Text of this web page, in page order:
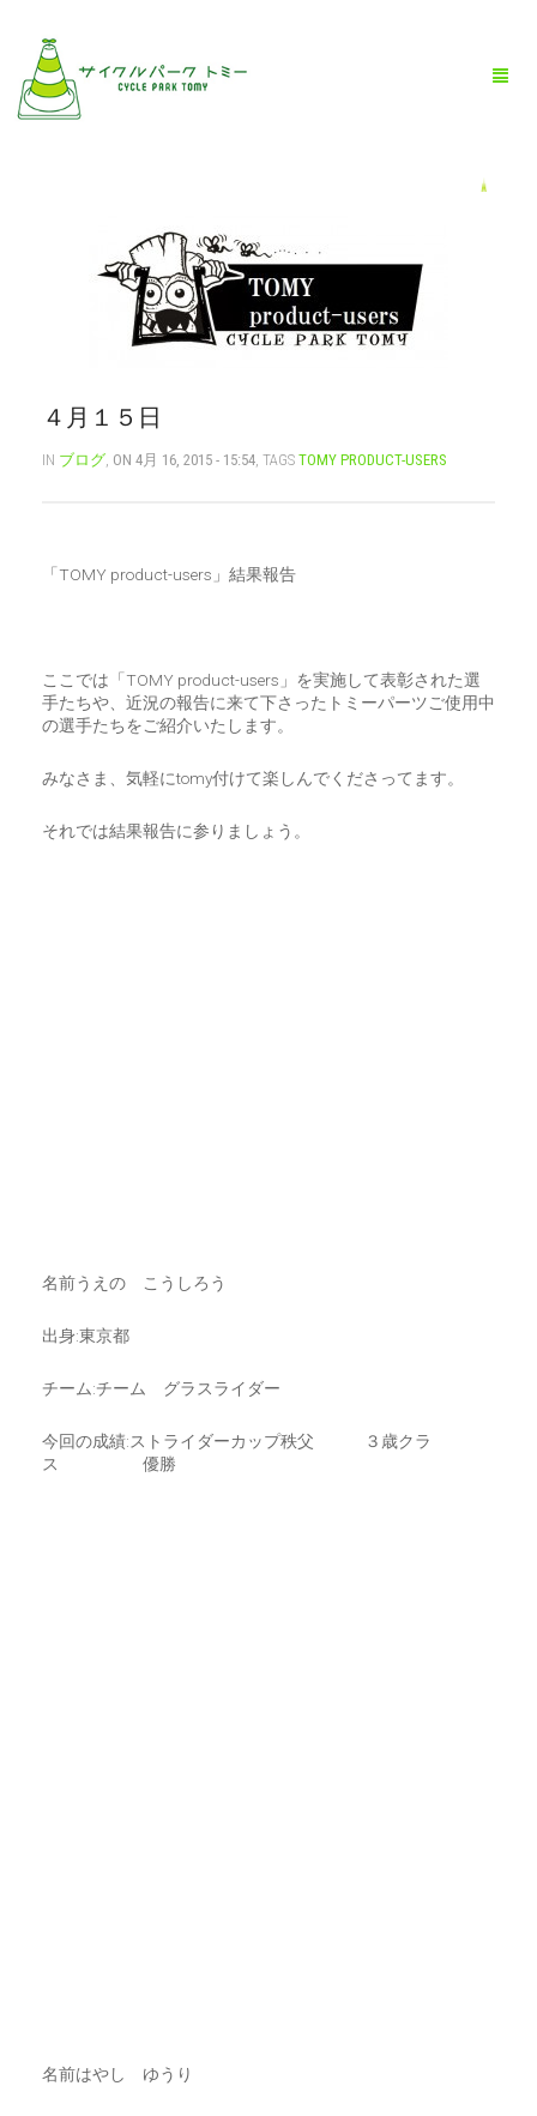
お問い合わせ
４月１５日
IN ブログ, ON 4月 16, 2015 - 15:54, TAGS TOMY PRODUCT-USERS
「TOMY product-users」結果報告
ここでは「TOMY product-users」を実施して表彰された選
手たちや、近況の報告に来て下さったトミーパーツご使用中
の選手たちをご紹介いたします。
みなさま、気軽にtomy付けて楽しんでくださってます。
それでは結果報告に参りましょう。
名前うえの こうしろう
出身:東京都
チーム:チーム グラスライダー
今回の成績:ストライダーカップ秩父 ３歳クラ
ス 優勝
名前はやし ゆうり